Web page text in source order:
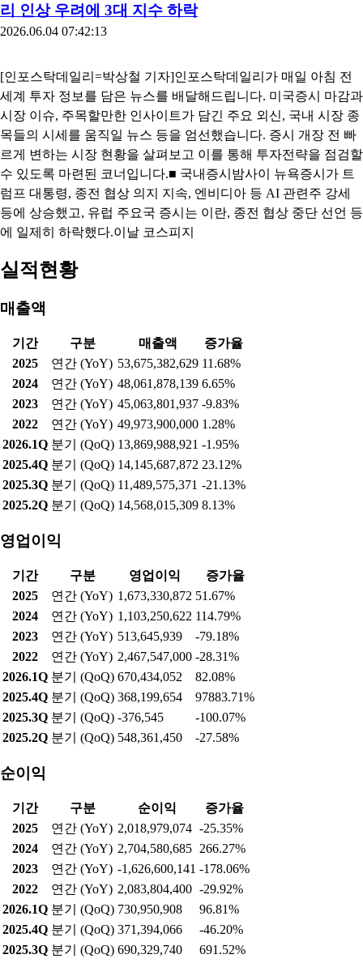
리 인상 우려에 3대 지수 하락
2026.06.04 07:42:13
[인포스탁데일리=박상철 기자]인포스탁데일리가 매일 아침 전
세계 투자 정보를 담은 뉴스를 배달해드립니다. 미국증시 마감과
시장 이슈, 주목할만한 인사이트가 담긴 주요 외신, 국내 시장 종
목들의 시세를 움직일 뉴스 등을 엄선했습니다. 증시 개장 전 빠
르게 변하는 시장 현황을 살펴보고 이를 통해 투자전략을 점검할
수 있도록 마련된 코너입니다.■ 국내증시밤사이 뉴욕증시가 트
럼프 대통령, 종전 협상 의지 지속, 엔비디아 등 AI 관련주 강세
등에 상승했고, 유럽 주요국 증시는 이란, 종전 협상 중단 선언 등
에 일제히 하락했다.이날 코스피지
실적현황
매출액
기간 구분 매출액
증가율
2025
연간 (YoY) 53,675,382,629 11.68%
2024
연간 (YoY) 48,061,878,139 6.65%
2023
연간 (YoY) 45,063,801,937 -9.83%
2022
연간 (YoY) 49,973,900,000 1.28%
2026.1Q 분기 (QoQ) 13,869,988,921 -1.95%
2025.4Q 분기 (QoQ) 14,145,687,872 23.12%
2025.3Q 분기 (QoQ) 11,489,575,371 -21.13%
2025.2Q 분기 (QoQ) 14,568,015,309 8.13%
영업이익
기간 구분 영업이익
증가율
2025
연간 (YoY) 1,673,330,872 51.67%
2024
연간 (YoY) 1,103,250,622 114.79%
2023
연간 (YoY) 513,645,939
-79.18%
2022
연간 (YoY) 2,467,547,000 -28.31%
2026.1Q 분기 (QoQ) 670,434,052
82.08%
2025.4Q 분기 (QoQ) 368,199,654
97883.71%
2025.3Q 분기 (QoQ) -376,545
-100.07%
2025.2Q 분기 (QoQ) 548,361,450 -27.58%
순이익
기간 구분 순이익
증가율
2025
연간 (YoY) 2,018,979,074 -25.35%
2024
연간 (YoY) 2,704,580,685 266.27%
2023
연간 (YoY) -1,626,600,141 -178.06%
2022
연간 (YoY) 2,083,804,400 -29.92%
2026.1Q 분기 (QoQ) 730,950,908
96.81%
2025.4Q 분기 (QoQ) 371,394,066
-46.20%
2025.3Q 분기 (QoQ) 690,329,740
691.52%